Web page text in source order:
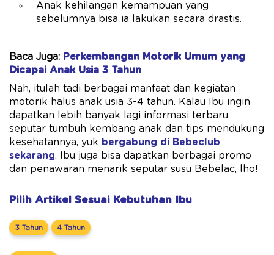
Anak kehilangan kemampuan yang
sebelumnya bisa ia lakukan secara drastis.
Baca Juga: Perkembangan Motorik Umum yang
Dicapai Anak Usia 3 Tahun
Nah, itulah tadi berbagai manfaat dan kegiatan
motorik halus anak usia 3-4 tahun. Kalau Ibu ingin
dapatkan lebih banyak lagi informasi terbaru
seputar tumbuh kembang anak dan tips mendukung
kesehatannya, yuk bergabung di Bebeclub
sekarang. Ibu juga bisa dapatkan berbagai promo
dan penawaran menarik seputar susu Bebelac, lho!
Pilih Artikel Sesuai Kebutuhan Ibu
3 Tahun 4 Tahun